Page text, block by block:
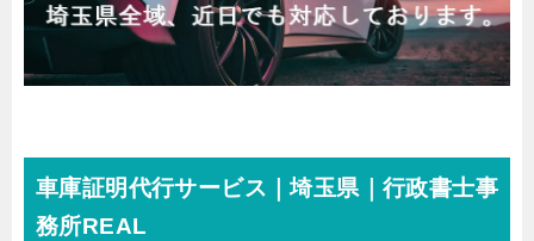
車庫証明代行サービス｜埼玉県｜行政書士事
務所REAL